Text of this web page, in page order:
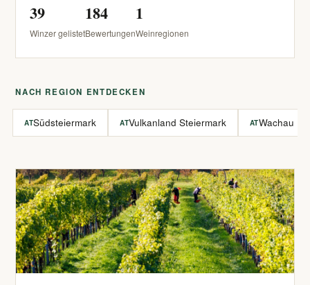
39
Winzer gelistet
184
Bewertungen
1
Weinregionen
NACH REGION ENTDECKEN
ATSüdsteiermark ATVulkanland Steiermark ATWachau